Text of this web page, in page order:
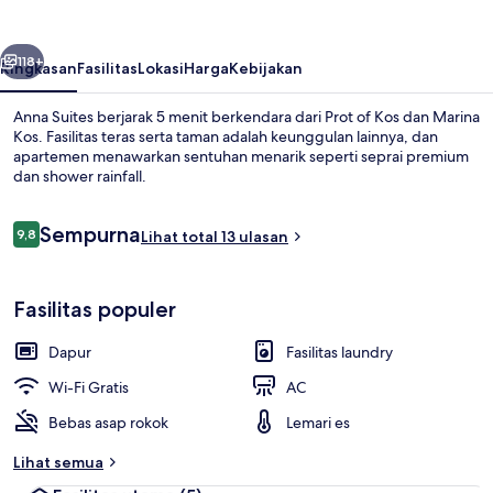
Berikutnya
118+
RingkasanFasilitasLokasiHargaKebijakan
Anna Suites berjarak 5 menit berkendara dari Prot of Kos dan Marina
Kos. Fasilitas teras serta taman adalah keunggulan lainnya, dan
apartemen menawarkan sentuhan menarik seperti seprai premium
dan shower rainfall.
Ulasan
9,89,8 dari 10
SempurnaLihat total 13 ulasan
Fasilitas populer
Dapur
Fasilitas laundry
Wi-Fi Gratis
AC
Bebas asap rokok
Lemari es
Lihat semua